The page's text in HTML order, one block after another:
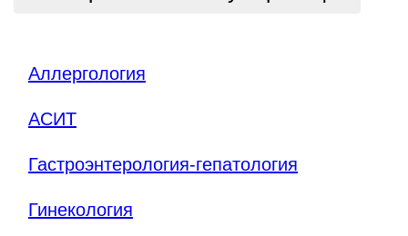
Аллергология
АСИТ
Гастроэнтерология-гепатология
Гинекология